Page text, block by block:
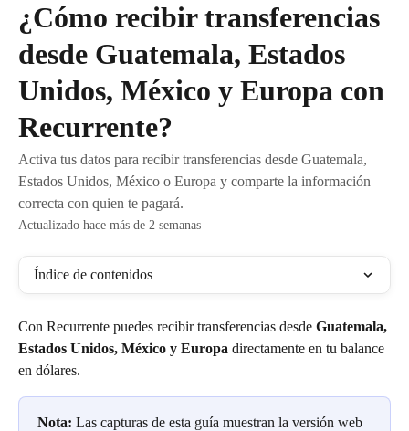
¿Cómo recibir transferencias
desde Guatemala, Estados
Unidos, México y Europa con
Recurrente?
Activa tus datos para recibir transferencias desde Guatemala,
Estados Unidos, México o Europa y comparte la información
correcta con quien te pagará.
Actualizado hace más de 2 semanas
Índice de contenidos
Con Recurrente puedes recibir transferencias desde Guatemala,
Estados Unidos, México y Europa directamente en tu balance
en dólares.
Nota: Las capturas de esta guía muestran la versión web